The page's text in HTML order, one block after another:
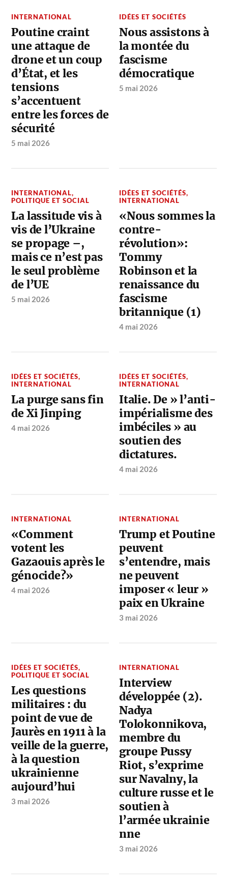
INTERNATIONAL
Poutine craint
une attaque de
drone et un coup
d’État, et les
tensions
s’accentuent
entre les forces de
sécurité
5 mai 2026
IDÉES ET SOCIÉTÉS
Nous assistons à
la montée du
fascisme
démocratique
5 mai 2026
INTERNATIONAL,
POLITIQUE ET SOCIAL
La lassitude vis à
vis de l’Ukraine
se propage –,
mais ce n’est pas
le seul problème
de l’UE
5 mai 2026
IDÉES ET SOCIÉTÉS,
INTERNATIONAL
«Nous sommes la
contre-
révolution»:
Tommy
Robinson et la
renaissance du
fascisme
britannique (1)
4 mai 2026
IDÉES ET SOCIÉTÉS,
INTERNATIONAL
La purge sans fin
de Xi Jinping
4 mai 2026
IDÉES ET SOCIÉTÉS,
INTERNATIONAL
Italie. De » l’anti-
impérialisme des
imbéciles » au
soutien des
dictatures.
4 mai 2026
INTERNATIONAL
«Comment
votent les
Gazaouis après le
génocide?»
4 mai 2026
INTERNATIONAL
Trump et Poutine
peuvent
s’entendre, mais
ne peuvent
imposer « leur »
paix en Ukraine
3 mai 2026
IDÉES ET SOCIÉTÉS,
POLITIQUE ET SOCIAL
Les questions
militaires : du
point de vue de
Jaurès en 1911 à la
veille de la guerre,
à la question
ukrainienne
aujourd’hui
3 mai 2026
INTERNATIONAL
Interview
développée (2).
Nadya
Tolokonnikova,
membre du
groupe Pussy
Riot, s’exprime
sur Navalny, la
culture russe et le
soutien à
l’armée ukrainie
nne
3 mai 2026